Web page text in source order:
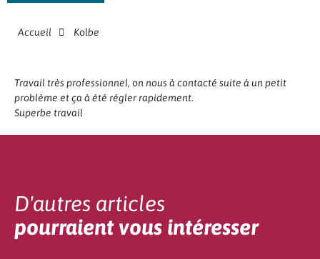
Accueil Kolbe
Travail très professionnel, on nous à contacté suite à un petit
problème et ça à été régler rapidement.
Superbe travail
D'autres articles
pourraient vous intéresser